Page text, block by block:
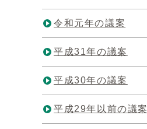
令和元年の議案
平成31年の議案
平成30年の議案
平成29年以前の議案